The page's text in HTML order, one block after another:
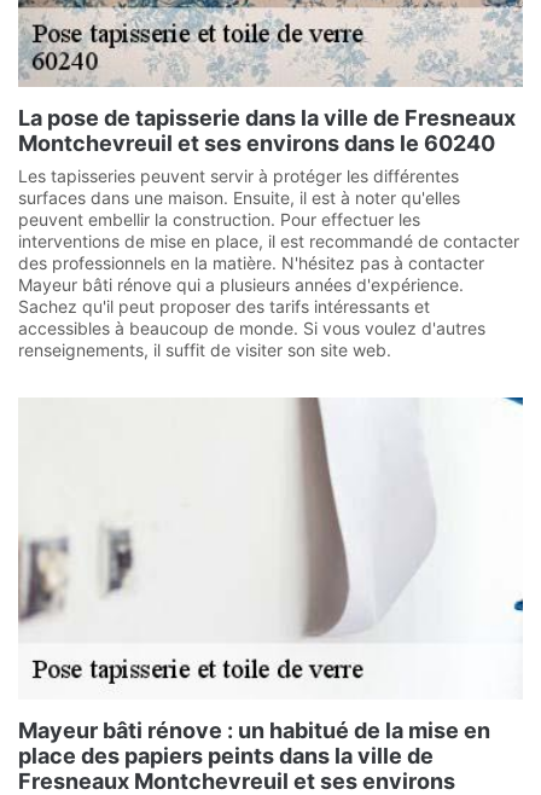
La pose de tapisserie dans la ville de Fresneaux
Montchevreuil et ses environs dans le 60240
Les tapisseries peuvent servir à protéger les différentes
surfaces dans une maison. Ensuite, il est à noter qu'elles
peuvent embellir la construction. Pour effectuer les
interventions de mise en place, il est recommandé de contacter
des professionnels en la matière. N'hésitez pas à contacter
Mayeur bâti rénove qui a plusieurs années d'expérience.
Sachez qu'il peut proposer des tarifs intéressants et
accessibles à beaucoup de monde. Si vous voulez d'autres
renseignements, il suffit de visiter son site web.
Mayeur bâti rénove : un habitué de la mise en
place des papiers peints dans la ville de
Fresneaux Montchevreuil et ses environs